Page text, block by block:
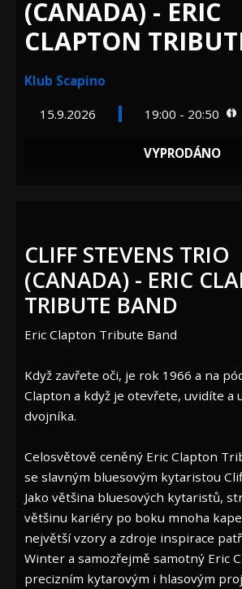
(CANADA) - ERIC
CLAPTON
Klub Scapino
15.9.2026 19:00 - 20:50
VYPRODÁNO
CLIFF STEVENS TRIO
(CANADA) - ERIC
TRIBUTE BAND
Eric Clapton Tribute Band
Když zavřete oči, je rok 1966 a na
Clapton a když je otevřete, uvidíte a
dvojníka.
Celosvětově ceněný Eric Clapton
se slavným bluesovým kytaristou
Jako většina bluesových kytaristů,
většinu kariéry po boku mnoha
největší vzory a zdroje inspirace
Winter a samozřejmě samotný Eric
precizním kytarovým i hlasovým